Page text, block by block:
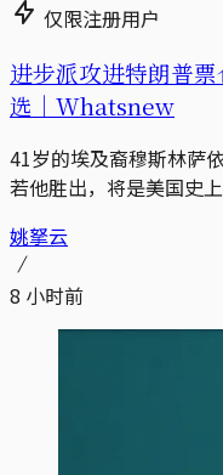
仅限注册用户
进步派攻进特朗普
选｜Whatsnew
41岁的埃及裔穆斯林萨
若他胜出，将是美国史
姚拏云
8 小时前